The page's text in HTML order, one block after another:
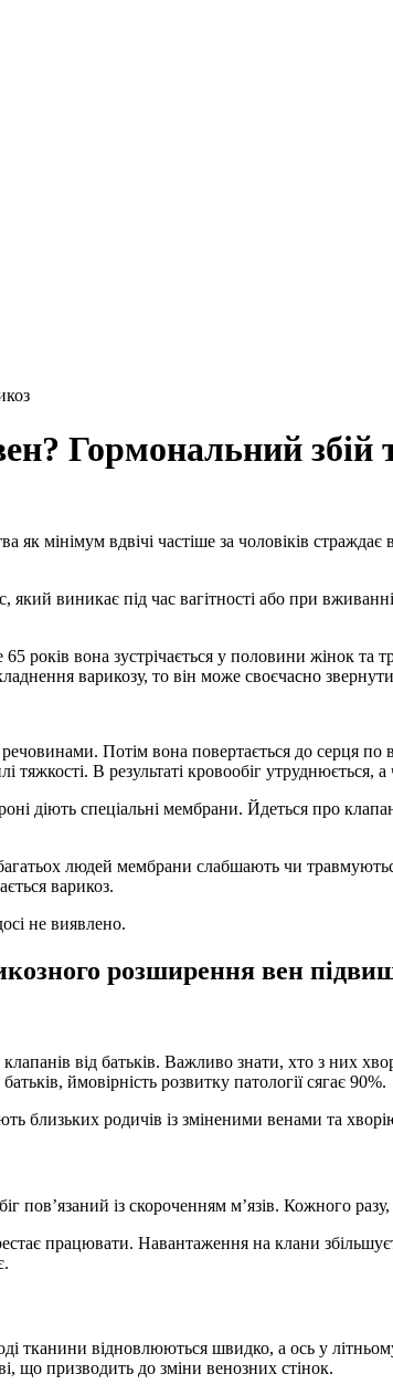
Гормональний збій
мінімум вдвічі частіше за чоловіків
виникає під час вагітності або при
років вона зустрічається у половини жінок та
варикозу, то він може своєчасно
Потім вона повертається до серця
В результаті кровообіг утруднюється,
діють спеціальні мембрани. Йдеться про
людей мембрани слабшають чи
варикоз.
не виявлено.
розширення вен
від батьків. Важливо знати, хто з них
ймовірність розвитку патології сягає 90%.
близьких родичів із зміненими венами та
із скороченням м’язів. Кожного
працювати. Навантаження на клани
тканини відновлюються швидко, а ось у
що призводить до зміни венозних стінок.